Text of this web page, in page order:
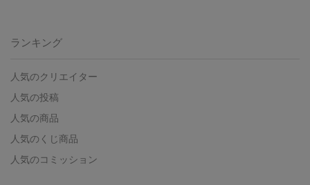
ランキング
人気のクリエイター
人気の投稿
人気の商品
人気のくじ商品
人気のコミッション